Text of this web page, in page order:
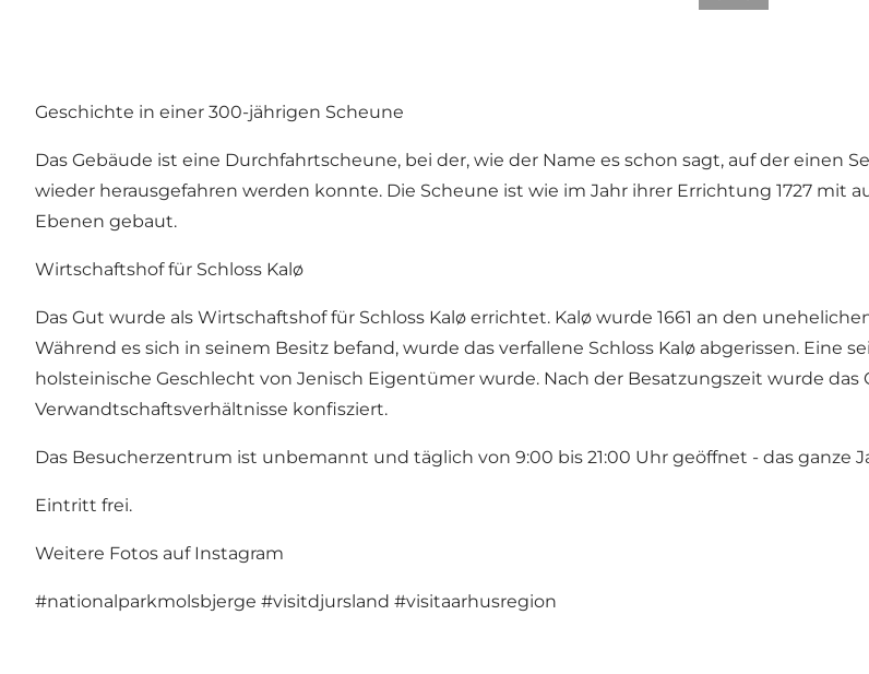
Geschichte in einer 300-jährigen Scheune
Das Gebäude ist eine Durchfahrtscheune, bei der, wie der Name es schon sagt, auf der einen
wieder herausgefahren werden konnte. Die Scheune ist wie im Jahr ihrer Errichtung 1727 mit
Ebenen gebaut.
Wirtschaftshof für Schloss Kalø
Das Gut wurde als Wirtschaftshof für Schloss Kalø errichtet. Kalø wurde 1661 an den
Während es sich in seinem Besitz befand, wurde das verfallene Schloss Kalø abgerissen. Eine
holsteinische Geschlecht von Jenisch Eigentümer wurde. Nach der Besatzungszeit wurde
Verwandtschaftsverhältnisse konfisziert.
Das Besucherzentrum ist unbemannt und täglich von 9:00 bis 21:00 Uhr geöffnet - das ganze
Eintritt frei.
Weitere Fotos auf Instagram
#nationalparkmolsbjerge #visitdjursland #visitaarhusregion